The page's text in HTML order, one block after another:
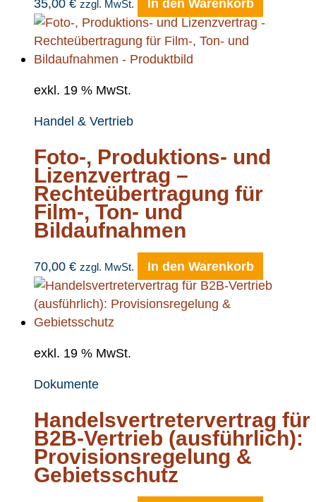
35,00 € zzgl. MwSt. In den Warenkorb
exkl. 19 % MwSt.
Handel & Vertrieb
Foto-, Produktions- und
Lizenzvertrag –
Rechteübertragung für
Film-, Ton- und
Bildaufnahmen
70,00 € zzgl. MwSt. In den Warenkorb
exkl. 19 % MwSt.
Dokumente
Handelsvertretervertrag für
B2B-Vertrieb (ausführlich):
Provisionsregelung &
Gebietsschutz